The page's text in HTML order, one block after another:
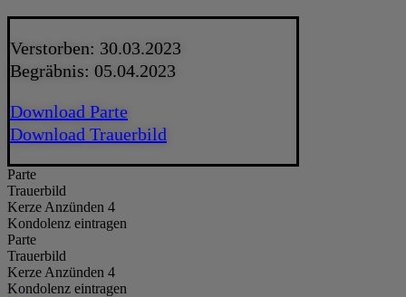
Verstorben: 30.03.2023
Begräbnis: 05.04.2023
Download Parte
Download Trauerbild
Parte
Trauerbild
Kerze Anzünden 4
Kondolenz eintragen
Parte
Trauerbild
Kerze Anzünden 4
Kondolenz eintragen